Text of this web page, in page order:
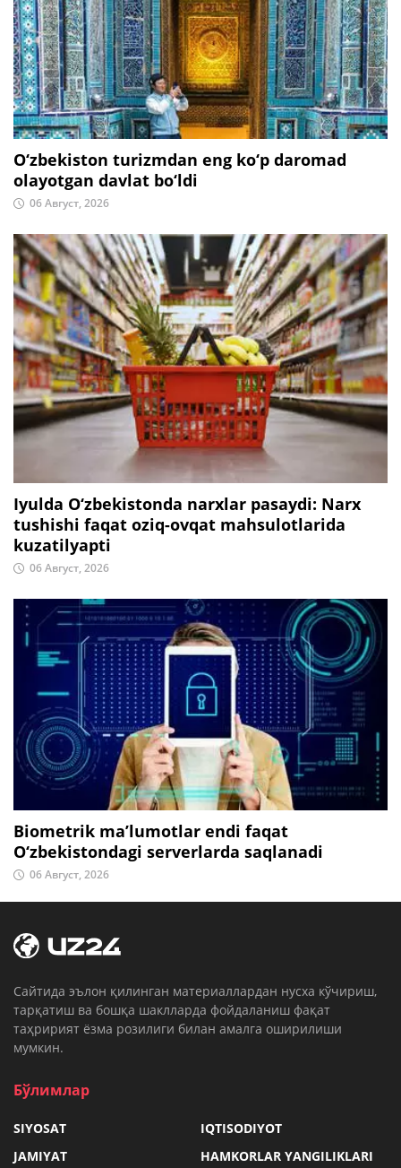
O‘zbekiston turizmdan eng ko‘p daromad
olayotgan davlat bo‘ldi
06 Август, 2026
Iyulda O‘zbekistonda narxlar pasaydi: Narx
tushishi faqat oziq-ovqat mahsulotlarida
kuzatilyapti
06 Август, 2026
Biometrik ma’lumotlar endi faqat
O‘zbekistondagi serverlarda saqlanadi
06 Август, 2026
Cайтида эълон қилинган материаллардан нусха кўчириш,
тарқатиш ва бошқа шаклларда фойдаланиш фақат
таҳририят ёзма розилиги билан амалга оширилиши
мумкин.
Бўлимлар
SIYOSAT
IQTISODIYOT
JAMIYAT
HAMKORLAR YANGILIKLARI